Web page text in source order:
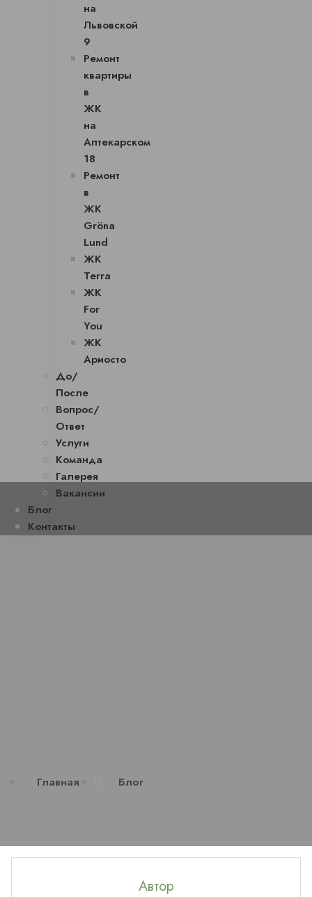
на
Львовской
9
Ремонт
квартиры
в
ЖК
на
Аптекарском
18
Ремонт
в
ЖК
Gröna
Lund
ЖК
Terra
ЖК
For
You
ЖК
Ариосто
До/
После
Вопрос/
Ответ
Услуги
Команда
Галерея
Вакансии
Блог
Контакты
Главная Блог
Автор